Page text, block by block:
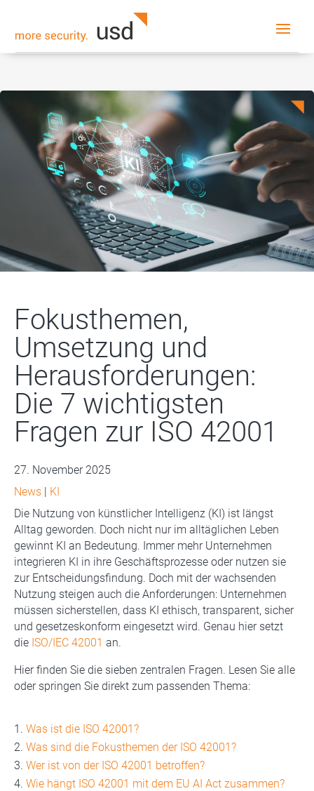
Fokusthemen,
Umsetzung und
Herausforderungen:
Die 7 wichtigsten
Fragen zur ISO 42001
27. November 2025
News | KI
Die Nutzung von künstlicher Intelligenz (KI) ist längst
Alltag geworden. Doch nicht nur im alltäglichen Leben
gewinnt KI an Bedeutung. Immer mehr Unternehmen
integrieren KI in ihre Geschäftsprozesse oder nutzen sie
zur Entscheidungsfindung. Doch mit der wachsenden
Nutzung steigen auch die Anforderungen: Unternehmen
müssen sicherstellen, dass KI ethisch, transparent, sicher
und gesetzeskonform eingesetzt wird. Genau hier setzt
die ISO/IEC 42001 an.
Hier finden Sie die sieben zentralen Fragen. Lesen Sie alle
oder springen Sie direkt zum passenden Thema:
Was ist die ISO 42001?
Was sind die Fokusthemen der ISO 42001?
Wer ist von der ISO 42001 betroffen?
Wie hängt ISO 42001 mit dem EU AI Act zusammen?